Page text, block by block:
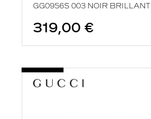
GG0956S 003 NOIR BRILLANT
319,00 €